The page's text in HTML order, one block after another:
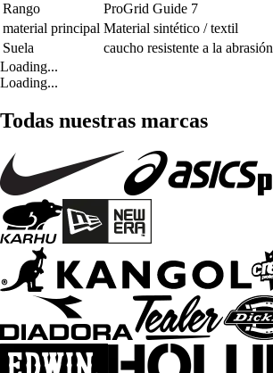
Rango
ProGrid Guide 7
material principal Material sintético / textil
Suela
caucho resistente a la abrasión
Loading...
Loading...
Todas nuestras marcas